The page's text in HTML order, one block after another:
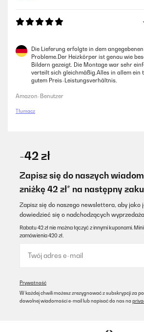
Die Lieferung erfolgte in dem
Probleme.Der Heizkörper ist genau wie
Bildern gezeigt. Die Montage war sehr
verteilt sich gleichmäßig.Alles in allem ein
gutem Preis-Leistungsverhältnis.
Amazon-Benutzer
Tłumacz
-42 zł
Zapisz się do naszych
zniżkę 42 zł* na następny
Zapisz się do naszego newslettera, aby jako
dowiedzieć się o nadchodzących
Rabatu 42 zł nie można łączyć z innymi kuponami.
zamówienia 420 zł.
Prywatność
W każdej chwili możesz zrezygnować z subskrypcji za
dowolnej wiadomości e-mail lub napisać do nas na